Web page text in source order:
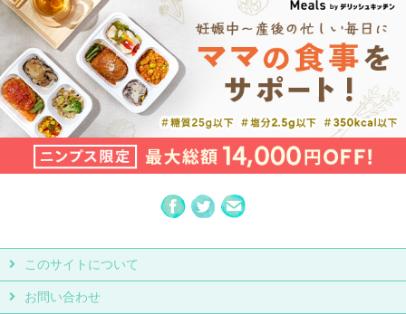
このサイトについて
お問い合わせ